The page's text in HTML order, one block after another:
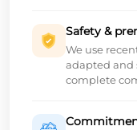
Safety &
We use
adapted and
complete